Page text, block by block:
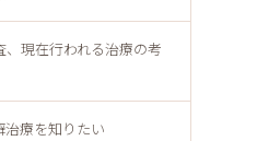
現在行われる治療の考
治療を知りたい